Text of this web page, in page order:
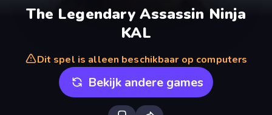
The Legendary Assassin Ninja
KAL
Dit spel is alleen beschikbaar op computers
Bekijk andere games